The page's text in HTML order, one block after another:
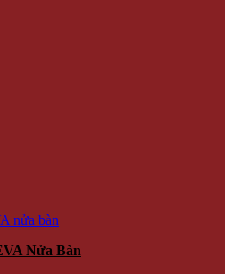
Nửa Bàn